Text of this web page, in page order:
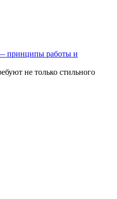
принципы работы и
не только стильного